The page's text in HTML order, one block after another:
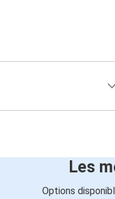
Les
Options